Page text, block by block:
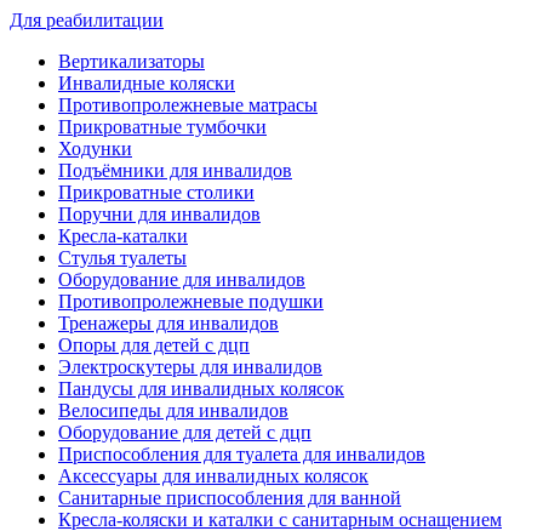
Для реабилитации
Вертикализаторы
Инвалидные коляски
Противопролежневые матрасы
Прикроватные тумбочки
Ходунки
Подъёмники для инвалидов
Прикроватные столики
Поручни для инвалидов
Кресла-каталки
Стулья туалеты
Оборудование для инвалидов
Противопролежневые подушки
Тренажеры для инвалидов
Опоры для детей с дцп
Электроскутеры для инвалидов
Пандусы для инвалидных колясок
Велосипеды для инвалидов
Оборудование для детей с дцп
Приспособления для туалета для инвалидов
Аксессуары для инвалидных колясок
Санитарные приспособления для ванной
Кресла-коляски и каталки с санитарным оснащением